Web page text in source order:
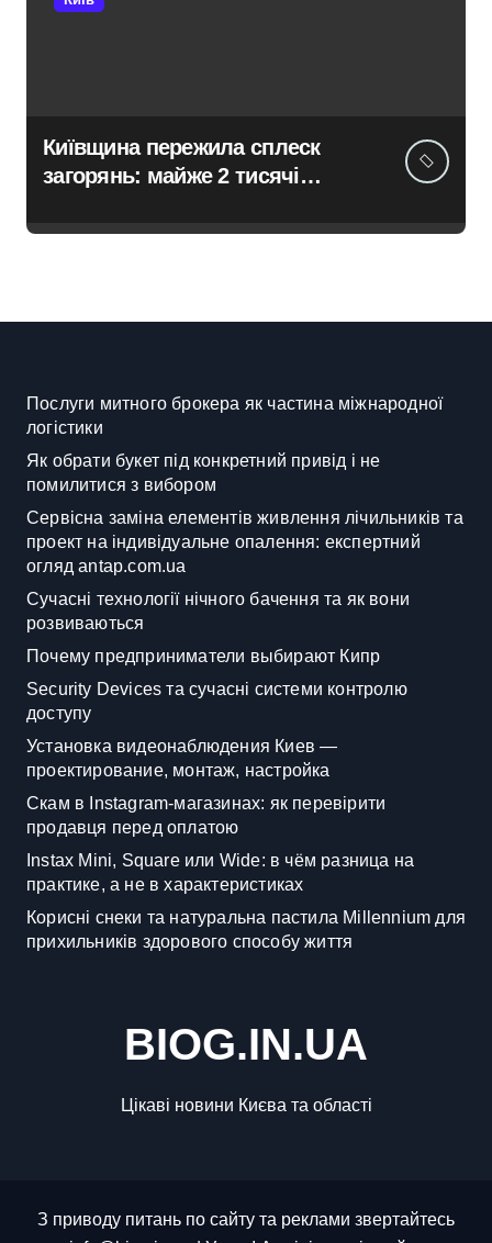
Київщина пережила сплеск
загорянь: майже 2 тисячі
екосистемах
Послуги митного брокера як частина міжнародної
логістики
Як обрати букет під конкретний привід і не
помилитися з вибором
Сервісна заміна елементів живлення лічильників та
проект на індивідуальне опалення: експертний
огляд antap.com.ua
Сучасні технології нічного бачення та як вони
розвиваються
Почему предприниматели выбирают Кипр
Security Devices та сучасні системи контролю
доступу
Установка видеонаблюдения Киев —
проектирование, монтаж, настройка
Скам в Instagram-магазинах: як перевірити
продавця перед оплатою
Instax Mini, Square или Wide: в чём разница на
практике, а не в характеристиках
Корисні снеки та натуральна пастила Millennium для
прихильників здорового способу життя
BIOG.IN.UA
Цікаві новини Києва та області
З приводу питань по сайту та реклами звертайтесь